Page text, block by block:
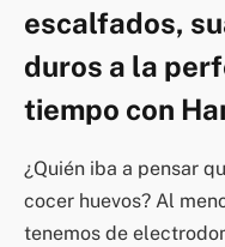
escalfados,
duros a la
tiempo con
¿Quién iba a pensar
cocer huevos? Al
tenemos de